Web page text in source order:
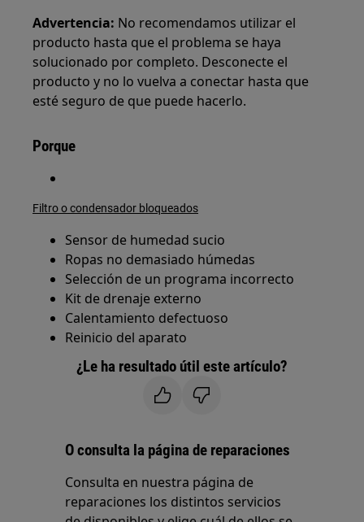
Advertencia: No recomendamos utilizar el
producto hasta que el problema se haya
solucionado por completo. Desconecte el
producto y no lo vuelva a conectar hasta que
esté seguro de que puede hacerlo.
Porque
Filtro o condensador bloqueados
Sensor de humedad sucio
Ropas no demasiado húmedas
Selección de un programa incorrecto
Kit de drenaje externo
Calentamiento defectuoso
Reinicio del aparato
¿Le ha resultado útil este artículo?
O consulta la página de reparaciones
Consulta en nuestra página de
reparaciones los distintos servicios